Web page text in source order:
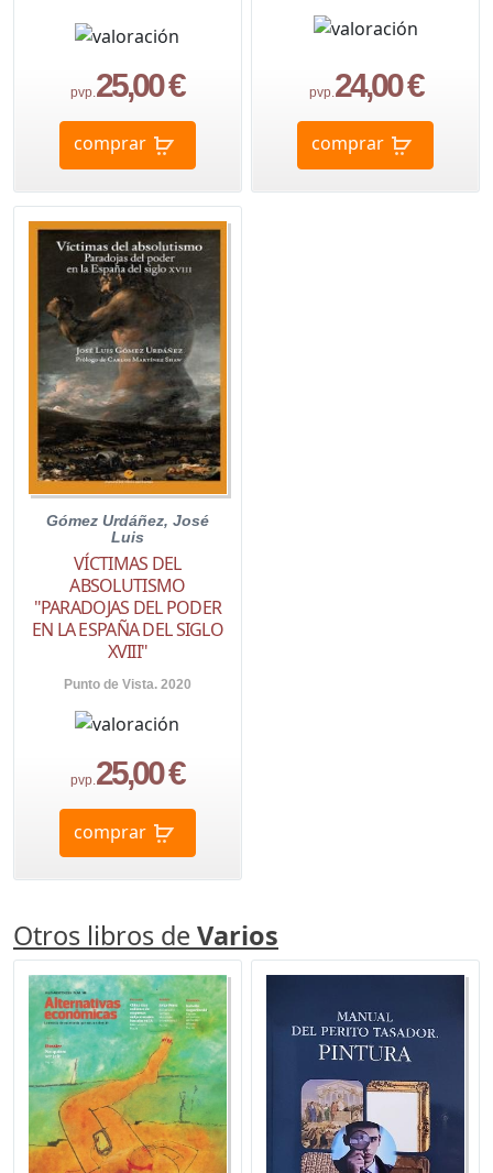
pvp. 25,00 €
comprar
pvp. 24,00 €
comprar
Gómez Urdáñez, José
Luis
VÍCTIMAS DEL
ABSOLUTISMO
"PARADOJAS DEL PODER
EN LA ESPAÑA DEL SIGLO
XVIII"
Punto de Vista. 2020
pvp.25,00 €
comprar
Otros libros de Varios